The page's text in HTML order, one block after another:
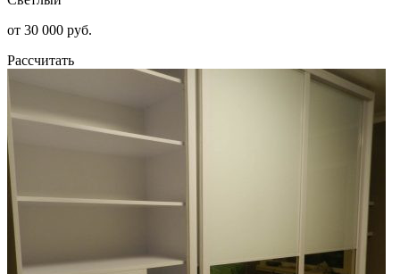
от 30 000 руб.
Рассчитать